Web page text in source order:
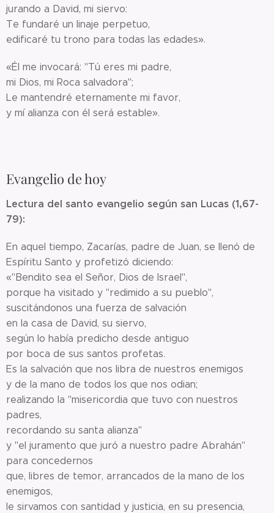
jurando a David, mi siervo:
Te fundaré un linaje perpetuo,
edificaré tu trono para todas las edades».
«Él me invocará: "Tú eres mi padre,
mi Dios, mi Roca salvadora";
Le mantendré eternamente mi favor,
y mí alianza con él será estable».
Evangelio de hoy
Lectura del santo evangelio según san Lucas (1,67-
79):
En aquel tiempo, Zacarías, padre de Juan, se llenó de
Espíritu Santo y profetizó diciendo:
«"Bendito sea el Señor, Dios de Israel",
porque ha visitado y "redimido a su pueblo",
suscitándonos una fuerza de salvación
en la casa de David, su siervo,
según lo había predicho desde antiguo
por boca de sus santos profetas.
Es la salvación que nos libra de nuestros enemigos
y de la mano de todos los que nos odian;
realizando la "misericordia que tuvo con nuestros
padres,
recordando su santa alianza"
y "el juramento que juró a nuestro padre Abrahán"
para concedernos
que, libres de temor, arrancados de la mano de los
enemigos,
le sirvamos con santidad y justicia, en su presencia,